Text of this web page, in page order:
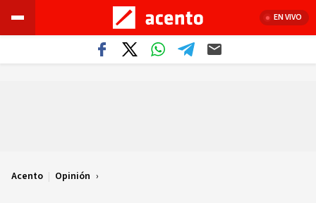
EN VIVO
Acento | Opinión